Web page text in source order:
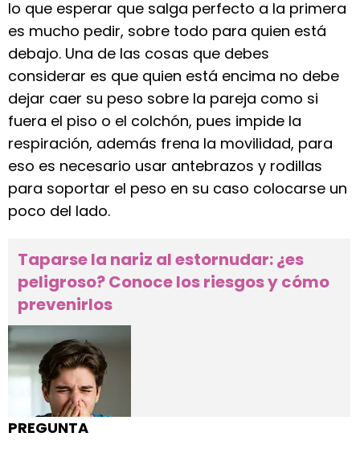
lo que esperar que salga perfecto a la primera
es mucho pedir, sobre todo para quien está
debajo. Una de las cosas que debes
considerar es que quien está encima no debe
dejar caer su peso sobre la pareja como si
fuera el piso o el colchón, pues impide la
respiración, además frena la movilidad, para
eso es necesario usar antebrazos y rodillas
para soportar el peso en su caso colocarse un
poco del lado.
Taparse la nariz al estornudar: ¿es
peligroso? Conoce los riesgos y cómo
prevenirlos
PREGUNTA